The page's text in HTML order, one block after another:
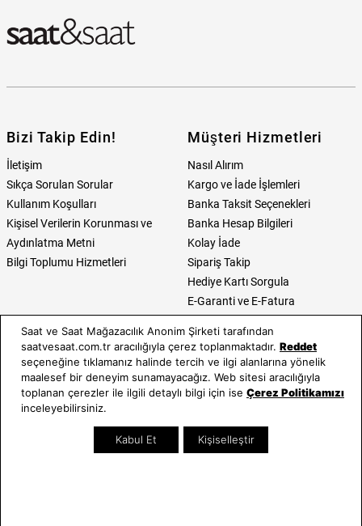
Bizi Takip Edin!
İletişim
Sıkça Sorulan Sorular
Kullanım Koşulları
Kişisel Verilerin Korunması ve
Aydınlatma Metni
Bilgi Toplumu Hizmetleri
Müşteri Hizmetleri
Nasıl Alırım
Kargo ve İade İşlemleri
Banka Taksit Seçenekleri
Banka Hesap Bilgileri
Kolay İade
Sipariş Takip
Hediye Kartı Sorgula
E-Garanti ve E-Fatura
Saat ve Saat
Hakkımızda
Neden Saat ve Saat
Kategoriler
Erkek Saat
Kadın Saat
Takı & Aksesuar
Saat ve Saat Mağazacılık Anonim Şirketi tarafından
saatvesaat.com.tr aracılığıyla çerez toplanmaktadır. Reddet
seçeneğine tıklamanız halinde tercih ve ilgi alanlarına yönelik
maalesef bir deneyim sunamayacağız. Web sitesi aracılığıyla
toplanan çerezler ile ilgili detaylı bilgi için ise Çerez Politikamızı
inceleyebilirsiniz.
Kabul Et Kişiselleştir